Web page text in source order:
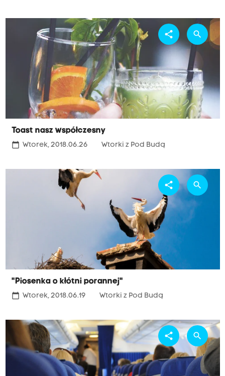
Toast nasz współczesny
calendar_today Wtorek, 2018.06.26 Wtorki z Pod Budą
share search
"Piosenka o kłótni porannej"
calendar_today Wtorek, 2018.06.19 Wtorki z Pod Budą
share search
share search